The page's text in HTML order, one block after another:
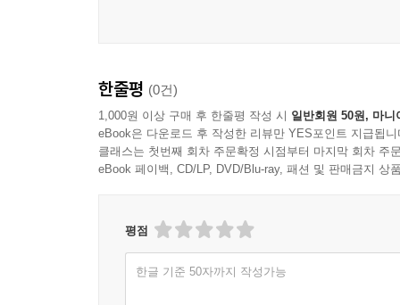
한줄평 (0건)
1,000원 이상 구매 후 한줄평 작성 시 일반회원 50원, 마니
eBook은 다운로드 후 작성한 리뷰만 YES포인트 지급됩니
클래스는 첫번째 회차 주문확정 시점부터 마지막 회차 주
eBook 페이백, CD/LP, DVD/Blu-ray, 패션 및 판매금지 상
평점
한글 기준 50자까지 작성가능